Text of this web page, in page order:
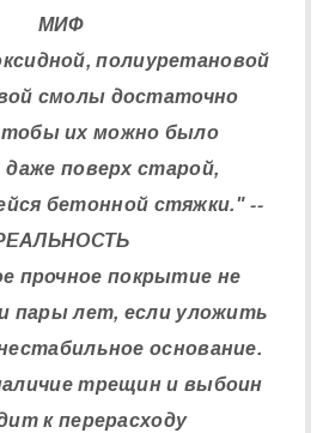
МИФ
полиуретановой
смолы достаточно
их можно было
даже поверх старой,
бетонной стяжки." --
прочное покрытие не
пары лет, если уложить
основание.
трещин и выбоин
к перерасходу